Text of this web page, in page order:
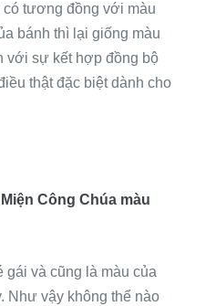
có tương đồng với màu
bánh thì lại giống màu
với sự kết hợp đồng bộ
thật đặc biệt dành cho
Công Chúa màu
gái và cũng là màu của
Như vậy không thể nào